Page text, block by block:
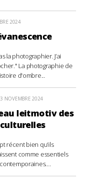
2024
la photographier. J’ai
La photographie de
d'ombre...
3 NOVEMBRE 2024
leitmotiv des
récent bien qu’ils
comme essentiels